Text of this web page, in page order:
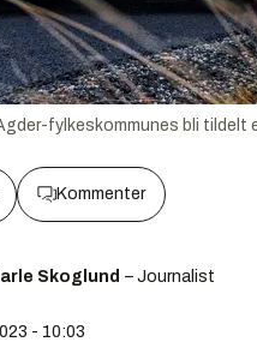
fylkeskommunes bli
Kommenter
Skoglund – Journalist
- 10:03